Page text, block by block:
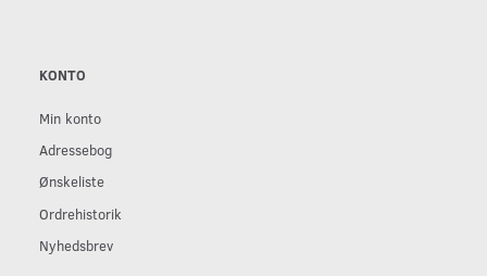
KONTO
Min konto
Adressebog
Ønskeliste
Ordrehistorik
Nyhedsbrev